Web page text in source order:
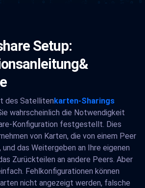
Setup:
des Satellitenkarten-Sharings
wahrscheinlich die Notwendigkeit
Konfiguration festgestellt. Dies
von Karten, die von einem Peer
das Weitergeben an Ihre eigenen
Zurückteilen an andere Peers. Aber
Fehlkonfigurationen können
nicht angezeigt werden, falsche